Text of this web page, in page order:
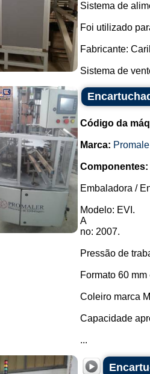
Sistema de
Foi utilizado
Fabricante:
Sistema de
Código da
Marca:
Componentes:
Embaladora /
Modelo: EVI.
A
no: 2007.
Pressão de
Formato 60
Coleiro marca
Capacidade
...